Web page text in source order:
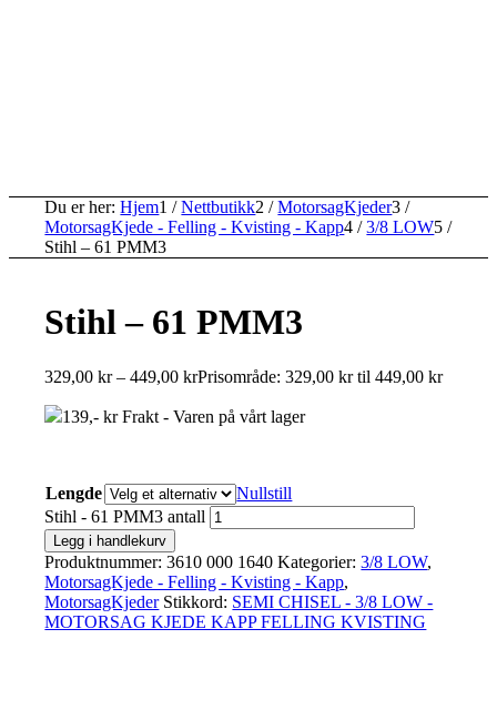
Du er her: Hjem1 / Nettbutikk2 / MotorsagKjeder3 /
MotorsagKjede - Felling - Kvisting - Kapp4 / 3/8 LOW5 /
Stihl – 61 PMM3
Stihl – 61 PMM3
329,00kr – 449,00krPrisområde: 329,00 kr til 449,00 kr
139,- kr Frakt - Varen på vårt lager
Lengde
Nullstill
Stihl - 61 PMM3 antall
Legg i handlekurv
Produktnummer:3610 000 1640 Kategorier:3/8 LOW,
MotorsagKjede - Felling - Kvisting - Kapp,
MotorsagKjeder Stikkord: SEMI CHISEL - 3/8 LOW -
MOTORSAG KJEDE KAPP FELLING KVISTING